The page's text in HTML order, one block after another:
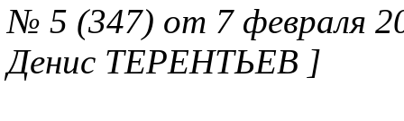
№ 5 (347) от 7 февраля
Денис ТЕРЕНТЬЕВ ]